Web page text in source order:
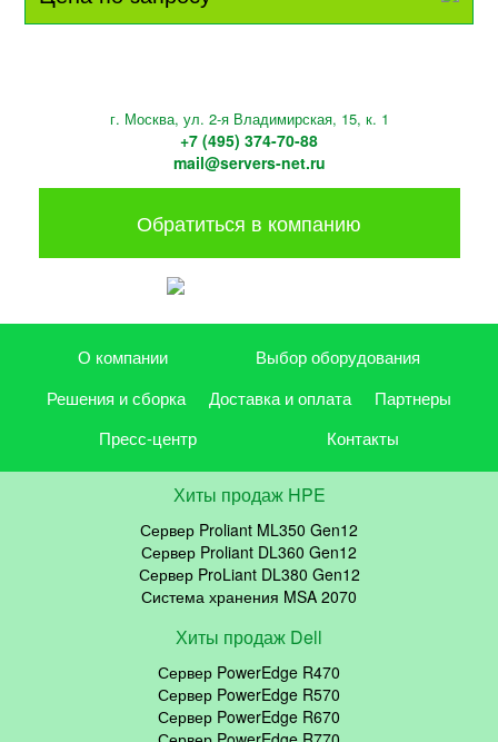
г. Москва, ул. 2-я Владимирская, 15, к. 1
+7 (495) 374-70-88
mail@servers-net.ru
Обратиться в компанию
О компании
Выбор оборудования
Решения и сборка
Доставка и оплата
Партнеры
Пресс-центр
Контакты
Хиты продаж HPE
Сервер Proliant ML350 Gen12
Сервер Proliant DL360 Gen12
Сервер ProLiant DL380 Gen12
Система хранения MSA 2070
Хиты продаж Dell
Сервер PowerEdge R470
Сервер PowerEdge R570
Сервер PowerEdge R670